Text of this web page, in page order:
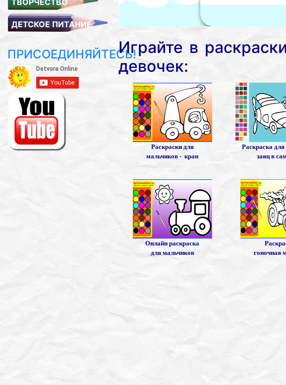
ТВОРЧЕСТВО
ДЕТСКОЕ ПИТАНИЕ
ПРИСОЕДИНЯЙТЕСЬ!Играйте в
девочек:
Раскраски для
мальчиков - кран
Раскраска
заяц в
Онлайн раскраска
для мальчиков
гоночная